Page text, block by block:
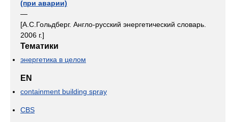
(при аварии)
—
[А.С.Гольдберг. Англо-русский энергетический словарь.
2006 г.]
Тематики
энергетика в целом
EN
containment building spray
CBS